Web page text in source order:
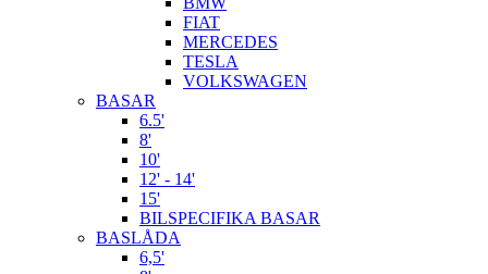
FIAT
MERCEDES
TESLA
VOLKSWAGEN
BASAR
6.5'
8'
10'
12' - 14'
15'
BILSPECIFIKA BASAR
BASLÅDA
6,5'